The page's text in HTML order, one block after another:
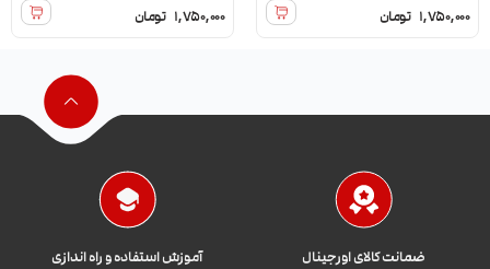
1,750,000 تومان 1,750,000 تومان
ضمانت کالای اورجینال آموزش استفاده و راه اندازی